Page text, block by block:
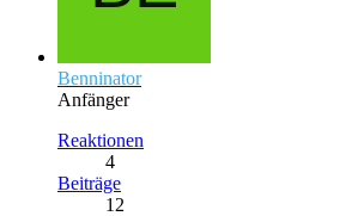
Benninator
Anfänger
Reaktionen
4
Beiträge
12